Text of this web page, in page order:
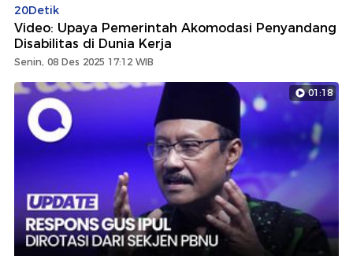
20Detik
Video: Upaya Pemerintah Akomodasi Penyandang
Disabilitas di Dunia Kerja
Senin, 08 Des 2025 17:12 WIB
01:18